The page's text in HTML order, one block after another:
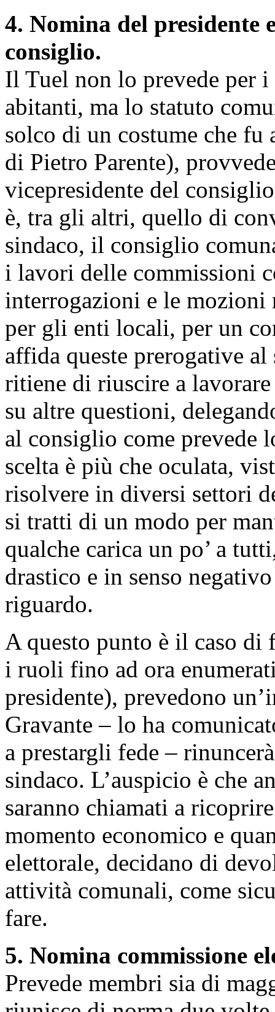
4. Nomina del presidente
consiglio.
Il Tuel non lo prevede per
abitanti, ma lo statuto
solco di un costume che fu
di Pietro Parente),
vicepresidente del
è, tra gli altri, quello di
sindaco, il consiglio
i lavori delle commissioni
interrogazioni e le
per gli enti locali, per un
affida queste prerogative
ritiene di riuscire a
su altre questioni,
al consiglio come prevede
scelta è più che oculata,
risolvere in diversi settori
si tratti di un modo per
qualche carica un po’ a
drastico e in senso
riguardo.
A questo punto è il caso di
i ruoli fino ad ora
presidente), prevedono
Gravante – lo ha
a prestargli fede –
sindaco. L’auspicio è che
saranno chiamati a
momento economico e
elettorale, decidano di
attività comunali, come
fare.
5. Nomina commissione
Prevede membri sia di